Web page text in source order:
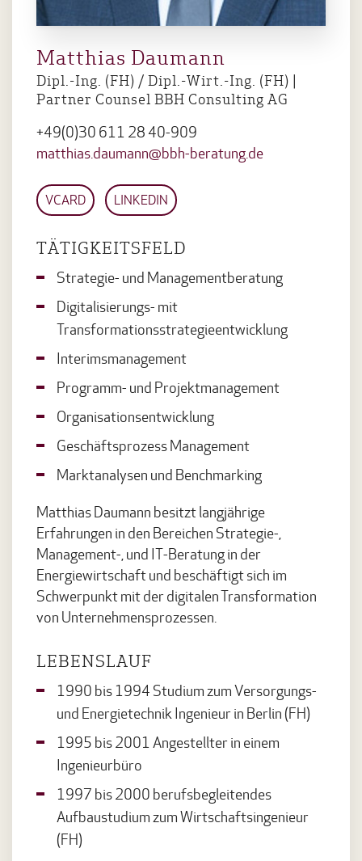
Matthias Daumann
Dipl.-Ing. (FH) / Dipl.-Wirt.-Ing. (FH) |
Partner Counsel BBH Consulting AG
+49(0)30 611 28 40-909
matthias.daumann@bbh-beratung.de
VCARD LINKEDIN
TÄTIGKEITSFELD
Strategie- und Managementberatung
Digitalisierungs- mit
Transformationsstrategieentwicklung
Interimsmanagement
Programm- und Projektmanagement
Organisationsentwicklung
Geschäftsprozess Management
Marktanalysen und Benchmarking
Matthias Daumann besitzt langjährige
Erfahrungen in den Bereichen Strategie-,
Management-, und IT-Beratung in der
Energiewirtschaft und beschäftigt sich im
Schwerpunkt mit der digitalen Transformation
von Unternehmensprozessen.
LEBENSLAUF
1990 bis 1994 Studium zum Versorgungs-
und Energietechnik Ingenieur in Berlin (FH)
1995 bis 2001 Angestellter in einem
Ingenieurbüro
1997 bis 2000 berufsbegleitendes
Aufbaustudium zum Wirtschaftsingenieur
(FH)